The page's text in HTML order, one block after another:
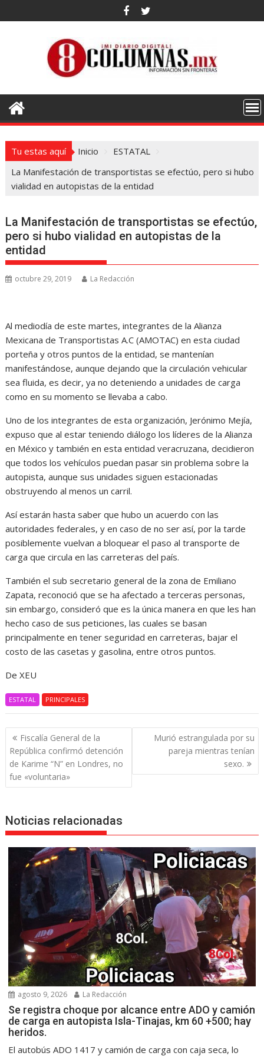
al
Tu estas aquí Inicio
ESTATAL
La Manifestación de transportistas se efectúo, pero si hubo
vialidad en autopistas de la entidad
La Manifestación de transportistas se efectúo,
pero si hubo vialidad en autopistas de la
entidad
octubre 29, 2019 La Redacción
Al mediodía de este martes, integrantes de la Alianza
Mexicana de Transportistas A.C (AMOTAC) en esta ciudad
porteña y otros puntos de la entidad, se mantenían
manifestándose, aunque dejando que la circulación vehicular
sea fluida, es decir, ya no deteniendo a unidades de carga
como en su momento se llevaba a cabo.
Uno de los integrantes de esta organización, Jerónimo Mejía,
expuso que al estar teniendo diálogo los líderes de la Alianza
en México y también en esta entidad veracruzana, decidieron
que todos los vehículos puedan pasar sin problema sobre la
autopista, aunque sus unidades siguen estacionadas
obstruyendo al menos un carril.
Así estarán hasta saber que hubo un acuerdo con las
autoridades federales, y en caso de no ser así, por la tarde
posiblemente vuelvan a bloquear el paso al transporte de
carga que circula en las carreteras del país.
También el sub secretario general de la zona de Emiliano
Zapata, reconoció que se ha afectado a terceras personas,
sin embargo, consideró que es la única manera en que les han
hecho caso de sus peticiones, las cuales se basan
principalmente en tener seguridad en carreteras, bajar el
costo de las casetas y gasolina, entre otros puntos.
De XEU
ESTATAL PRINCIPALES
Navegación
de
entradas
Fiscalía General de la
República confirmó detención
de Karime “N” en Londres, no
fue «voluntaria»
Murió estrangulada por su
pareja mientras tenían
sexo.
Noticias relacionadas
agosto 9, 2026 La Redacción
Se registra choque por alcance entre ADO y camión
de carga en autopista Isla-Tinajas, km 60 +500; hay
heridos.
El autobús ADO 1417 y camión de carga con caja seca, lo